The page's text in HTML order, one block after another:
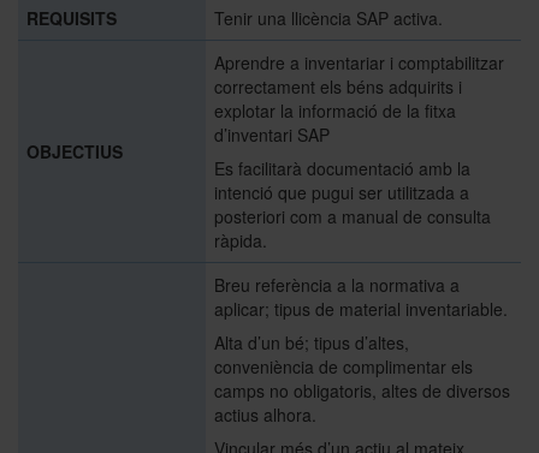
Directori Formació
REQUISITS
Tenir una llicència SAP activa.
OBJECTIUS
Aprendre a inventariar i comptabilitzar
correctament els béns adquirits i
explotar la informació de la fitxa
d’inventari SAP
Es facilitarà documentació amb la
intenció que pugui ser utilitzada a
posteriori com a manual de consulta
ràpida.
Breu referència a la normativa a
aplicar; tipus de material inventariable.
Alta d’un bé; tipus d’altes,
conveniència de complimentar els
camps no obligatoris, altes de diversos
actius alhora.
Vincular més d’un actiu al mateix